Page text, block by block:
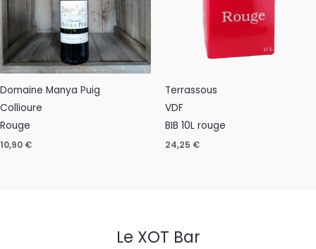
Domaine Manya Puig
Collioure
Rouge
10,90 €
Terrassous
VDF
BIB 10L rouge
24,25 €
Le XOT Bar